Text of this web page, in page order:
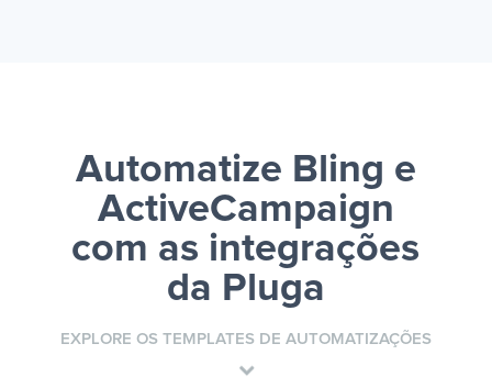
Automatize Bling e
ActiveCampaign
com as integrações
da Pluga
EXPLORE OS TEMPLATES DE AUTOMATIZAÇÕES